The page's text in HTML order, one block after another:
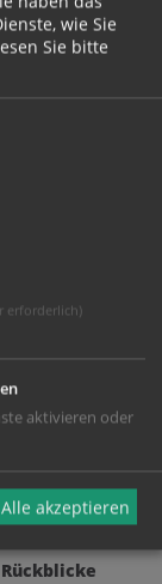
wie Sie
Sie bitte
erforderlich)
aktivieren oder
Alle akzeptieren